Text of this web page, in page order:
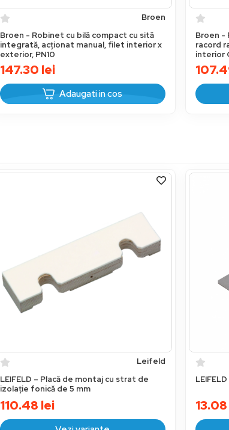
Broen
Broen - Robinet cu bilă compact cu sită
integrată, acționat manual, filet interior x
exterior, PN10
147.30 lei
Adaugati in cos
Broen -
racord
interior
Leifeld
LEIFELD – Placă de montaj cu strat de
izolație fonică de 5 mm
110.48 lei 13.08